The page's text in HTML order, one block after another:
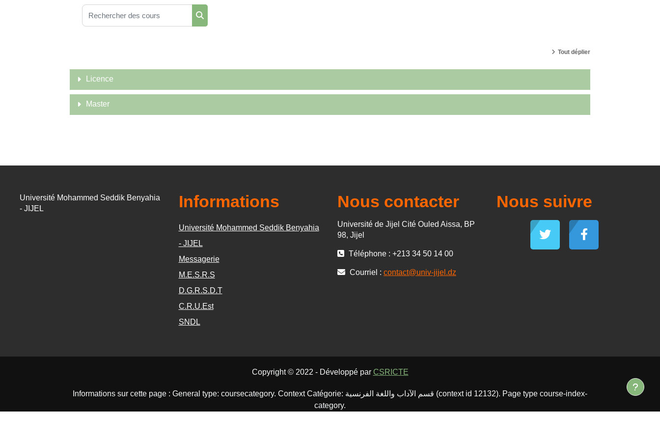
Rechercher des cours
Tout déplier
Licence
Master
Université Mohammed Seddik Benyahia
- JIJEL
Informations
Université Mohammed Seddik Benyahia
- JIJEL
Messagerie
M.E.S.R.S
D.G.R.S.D.T
C.R.U.Est
SNDL
Nous contacter
Université de Jijel Cité Ouled Aissa, BP
98, Jijel
Téléphone : +213 34 50 14 00
Courriel : contact@univ-jijel.dz
Nous suivre
Copyright © 2022 - Développé par CSRICTE
Informations sur cette page : General type: coursecategory. Context Catégorie: قسم الآداب واللغة الفرنسية (context id 12132). Page type course-index-
category.